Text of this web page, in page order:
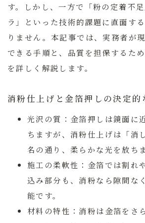
す。しかし、一方で「粉の定着不
ラ」といった技術的課題に直面す
りません。本記事では、実務者が
できる手順と、品質を担保するた
を詳しく解説します。
消粉仕上げと金箔押しの決定的
光沢の質： 金箔押しは鏡面に
ちますが、消粉仕上げは「消
名の通り、柔らかな光を放ちま
施工の柔軟性： 金箔では割れ
込み部分も、消粉なら隙間な
能です。
材料の特性： 消粉は金箔をさ